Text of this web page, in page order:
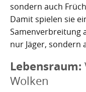
sondern auch
Damit spielen sie
Samenverbreitung
nur Jäger, sondern
Lebensraum:
Wolken